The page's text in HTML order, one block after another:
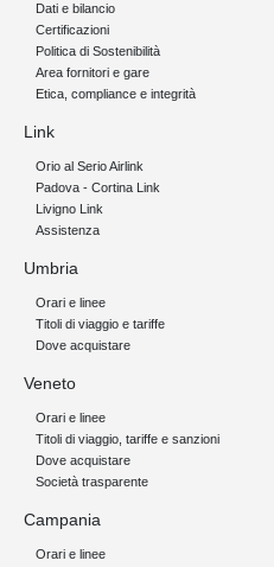
Dati e bilancio
Certificazioni
Politica di Sostenibilità
Area fornitori e gare
Etica, compliance e integrità
Link
Orio al Serio Airlink
Padova - Cortina Link
Livigno Link
Assistenza
Umbria
Orari e linee
Titoli di viaggio e tariffe
Dove acquistare
Veneto
Orari e linee
Titoli di viaggio, tariffe e sanzioni
Dove acquistare
Società trasparente
Campania
Orari e linee